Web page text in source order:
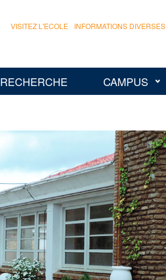
VISITEZ L'ECOLE INFORMATIONS DIVERSES
RECHERCHE CAMPUS